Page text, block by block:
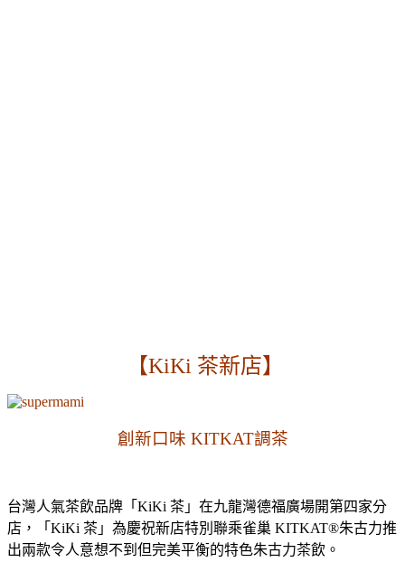
【KiKi 茶新店】
創新口味 KITKAT調茶
台灣人氣茶飲品牌「KiKi 茶」在九龍灣德福廣場開第四家分
店，「KiKi 茶」為慶祝新店特別聯乘雀巢 KITKAT®朱古力推
出兩款令人意想不到但完美平衡的特色朱古力茶飲。